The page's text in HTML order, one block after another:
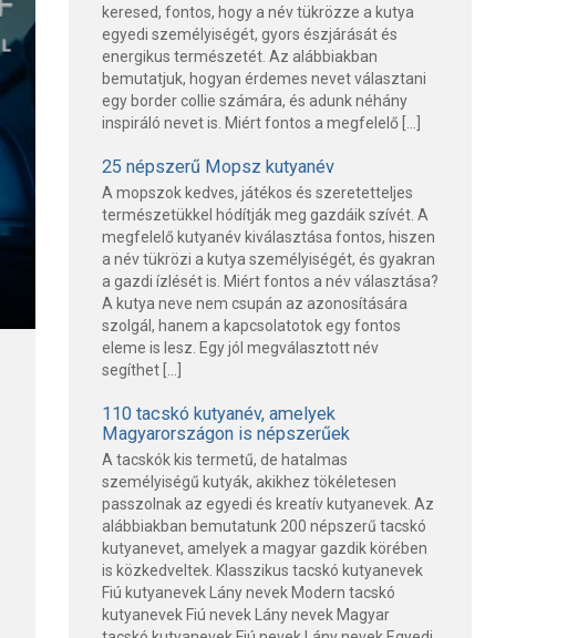
keresed, fontos, hogy a név tükrözze a kutya
egyedi személyiségét, gyors észjárását és
energikus természetét. Az alábbiakban
bemutatjuk, hogyan érdemes nevet választani
egy border collie számára, és adunk néhány
inspiráló nevet is. Miért fontos a megfelelő […]
25 népszerű Mopsz kutyanév
A mopszok kedves, játékos és szeretetteljes
természetükkel hódítják meg gazdáik szívét. A
megfelelő kutyanév kiválasztása fontos, hiszen
a név tükrözi a kutya személyiségét, és gyakran
a gazdi ízlését is. Miért fontos a név választása?
A kutya neve nem csupán az azonosítására
szolgál, hanem a kapcsolatotok egy fontos
eleme is lesz. Egy jól megválasztott név
segíthet […]
110 tacskó kutyanév, amelyek
Magyarországon is népszerűek
A tacskók kis termetű, de hatalmas
személyiségű kutyák, akikhez tökéletesen
passzolnak az egyedi és kreatív kutyanevek. Az
alábbiakban bemutatunk 200 népszerű tacskó
kutyanevet, amelyek a magyar gazdik körében
is közkedveltek. Klasszikus tacskó kutyanevek
Fiú kutyanevek Lány nevek Modern tacskó
kutyanevek Fiú nevek Lány nevek Magyar